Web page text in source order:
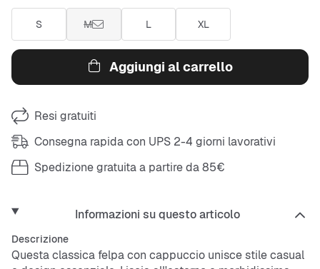
S M L XL
Aggiungi al carrello
Resi gratuiti
Consegna rapida con UPS 2-4 giorni lavorativi
Spedizione gratuita a partire da 85€
Informazioni su questo articolo
Descrizione
Questa classica felpa con cappuccio unisce stile casual